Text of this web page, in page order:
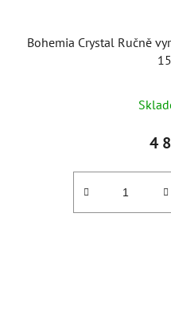
Bohemia Crystal Ručně
4